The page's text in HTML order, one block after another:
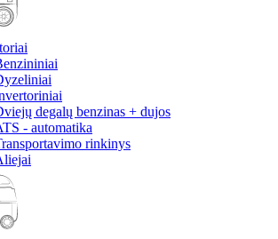
degalų benzinas + dujos
- automatika
rinkinys